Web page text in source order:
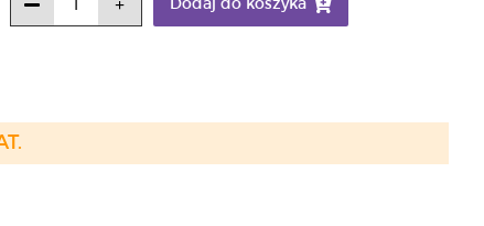
Dodaj do koszyka